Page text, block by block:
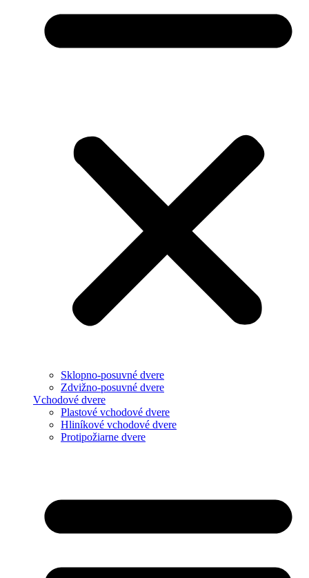
Sklopno-posuvné dvere
Zdvižno-posuvné dvere
Vchodové dvere
Plastové vchodové dvere
Hliníkové vchodové dvere
Protipožiarne dvere